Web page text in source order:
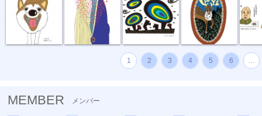
1 2 3 4 5 6 …
MEMBER メンバー